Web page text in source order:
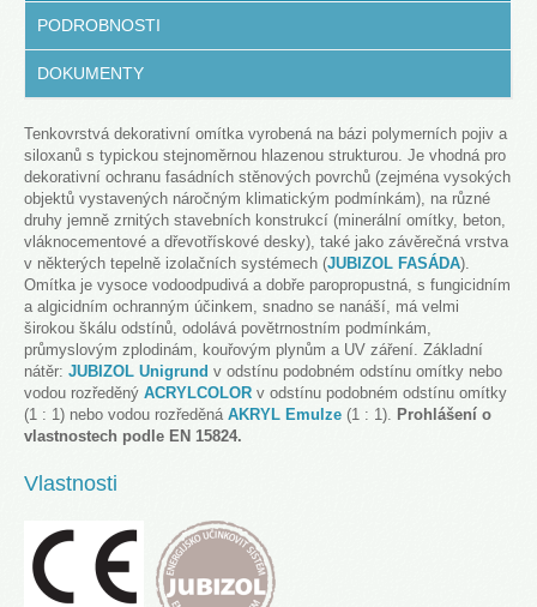
PODROBNOSTI
DOKUMENTY
Tenkovrstvá dekorativní omítka vyrobená na bázi polymerních pojiv a
siloxanů s typickou stejnoměrnou hlazenou strukturou. Je vhodná pro
dekorativní ochranu fasádních stěnových povrchů (zejména vysokých
objektů vystavených náročným klimatickým podmínkám), na různé
druhy jemně zrnitých stavebních konstrukcí (minerální omítky, beton,
vláknocementové a dřevotřískové desky), také jako závěrečná vrstva
v některých tepelně izolačních systémech (JUBIZOL FASÁDA).
Omítka je vysoce vodoodpudivá a dobře paropropustná, s fungicidním
a algicidním ochranným účinkem, snadno se nanáší, má velmi
širokou škálu odstínů, odolává povětrnostním podmínkám,
průmyslovým zplodinám, kouřovým plynům a UV záření. Základní
nátěr: JUBIZOL Unigrund v odstínu podobném odstínu omítky nebo
vodou rozředěný ACRYLCOLOR v odstínu podobném odstínu omítky
(1 : 1) nebo vodou rozředěná AKRYL Emulze (1 : 1). Prohlášení o
vlastnostech podle EN 15824.
Vlastnosti